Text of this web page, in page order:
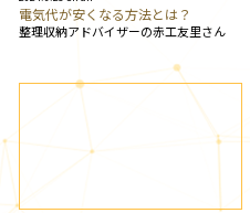
電気代が安くなる方法とは？
整理収納アドバイザーの赤工友里さん